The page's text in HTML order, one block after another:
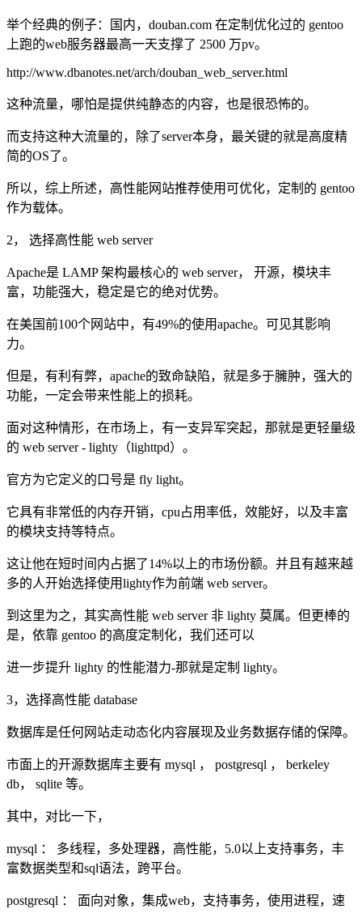
举个经典的例子：国内，douban.com 在定制优化过的 gentoo
上跑的web服务器最高一天支撑了 2500 万pv。
http://www.dbanotes.net/arch/douban_web_server.html
这种流量，哪怕是提供纯静态的内容，也是很恐怖的。
而支持这种大流量的，除了server本身，最关键的就是高度精
简的OS了。
所以，综上所述，高性能网站推荐使用可优化，定制的 gentoo
作为载体。
2， 选择高性能 web server
Apache是 LAMP 架构最核心的 web server， 开源，模块丰
富，功能强大，稳定是它的绝对优势。
在美国前100个网站中，有49%的使用apache。可见其影响
力。
但是，有利有弊，apache的致命缺陷，就是多于臃肿，强大的
功能，一定会带来性能上的损耗。
面对这种情形，在市场上，有一支异军突起，那就是更轻量级
的 web server - lighty（lighttpd）。
官方为它定义的口号是 fly light。
它具有非常低的内存开销，cpu占用率低，效能好，以及丰富
的模块支持等特点。
这让他在短时间内占据了14%以上的市场份额。并且有越来越
多的人开始选择使用lighty作为前端 web server。
到这里为之，其实高性能 web server 非 lighty 莫属。但更棒的
是，依靠 gentoo 的高度定制化，我们还可以
进一步提升 lighty 的性能潜力-那就是定制 lighty。
3，选择高性能 database
数据库是任何网站走动态化内容展现及业务数据存储的保障。
市面上的开源数据库主要有 mysql ， postgresql ， berkeley
db， sqlite 等。
其中，对比一下，
mysql ： 多线程，多处理器，高性能，5.0以上支持事务，丰
富数据类型和sql语法，跨平台。
postgresql ： 面向对象，集成web，支持事务，使用进程，速